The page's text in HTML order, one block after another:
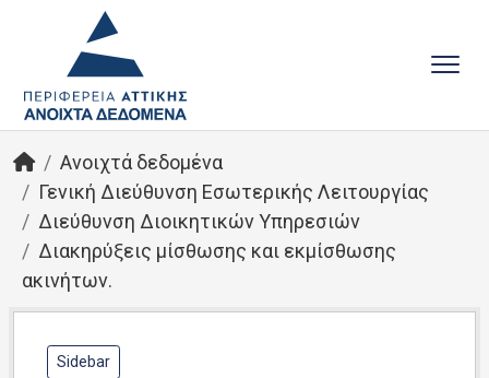
Ανοιχτά δεδομένα
Γενική Διεύθυνση Εσωτερικής Λειτουργίας
Διεύθυνση Διοικητικών Υπηρεσιών
Διακηρύξεις μίσθωσης και εκμίσθωσης
ακινήτων.
Sidebar